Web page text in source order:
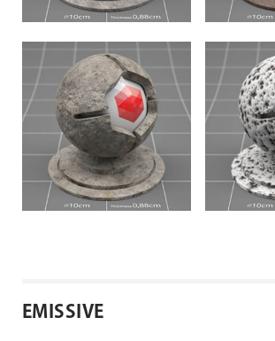
EMISSIVE